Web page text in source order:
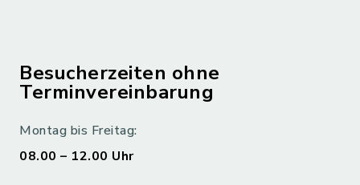
Besucherzeiten ohne
Terminvereinbarung
Montag bis Freitag:
08.00 – 12.00 Uhr